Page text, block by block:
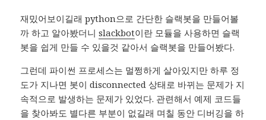
재밌어보이길래 python으로 간단한 슬랙봇을 만들어볼
까 하고 알아봤더니slackbot이란 모듈을 사용하면 슬랙
봇을 쉽게 만들 수 있을것 같아서 슬랙봇을 만들어봤다.
그런데 파이썬 프로세스는 멀쩡하게 살아있지만 하루 정
도가 지나면 봇이 disconnected 상태로 바뀌는 문제가 지
속적으로 발생하는 문제가 있었다. 관련해서 예제 코드들
을 찾아봐도 별다른 부분이 없길래 며칠 동안 디버깅을 하